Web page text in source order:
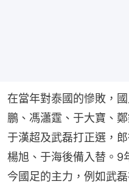
在當年對泰國的慘敗，
鵬、馮瀟霆、于大寶、
于漢超及武磊打正選，
楊旭、于海後備入替。9
今國足的主力，例如武